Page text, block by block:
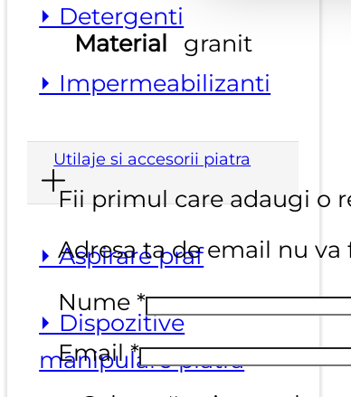
⏵ Detergenti
⏵ Impermeabilizanti
Utilaje si accesorii piatra
⏵ Aspirare praf
⏵ Dispozitive
manipulare piatra
Material granit
Fii primul care adaugi o
Adresa ta de email nu va
Nume *
Email*